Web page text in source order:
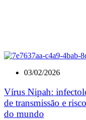
03/02/2026
Vírus Nipah:
de transmissão e
do mundo